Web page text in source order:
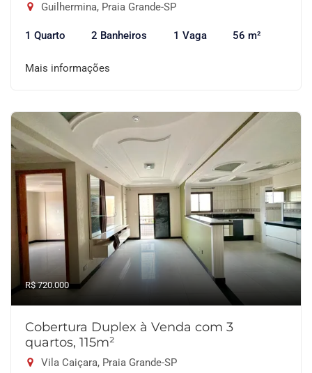
Guilhermina, Praia Grande-SP
1 Quarto 2 Banheiros 1 Vaga 56 m²
Mais informações
R$ 720.000
Cobertura Duplex à Venda com 3
quartos, 115m²
Vila Caiçara, Praia Grande-SP